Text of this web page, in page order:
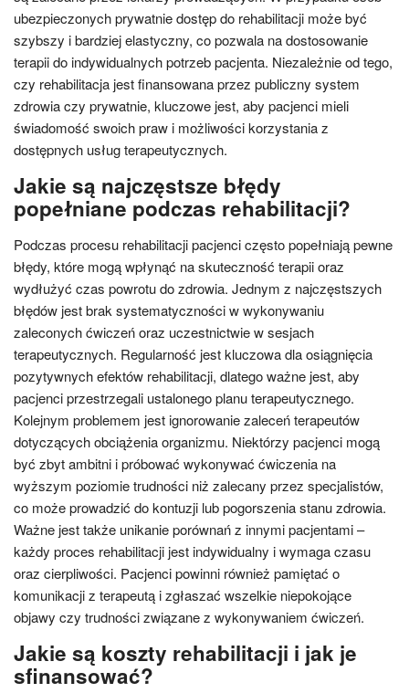
ubezpieczonych prywatnie dostęp do rehabilitacji może być
szybszy i bardziej elastyczny, co pozwala na dostosowanie
terapii do indywidualnych potrzeb pacjenta. Niezależnie od tego,
czy rehabilitacja jest finansowana przez publiczny system
zdrowia czy prywatnie, kluczowe jest, aby pacjenci mieli
świadomość swoich praw i możliwości korzystania z
dostępnych usług terapeutycznych.
Jakie są najczęstsze błędy
popełniane podczas rehabilitacji?
Podczas procesu rehabilitacji pacjenci często popełniają pewne
błędy, które mogą wpłynąć na skuteczność terapii oraz
wydłużyć czas powrotu do zdrowia. Jednym z najczęstszych
błędów jest brak systematyczności w wykonywaniu
zaleconych ćwiczeń oraz uczestnictwie w sesjach
terapeutycznych. Regularność jest kluczowa dla osiągnięcia
pozytywnych efektów rehabilitacji, dlatego ważne jest, aby
pacjenci przestrzegali ustalonego planu terapeutycznego.
Kolejnym problemem jest ignorowanie zaleceń terapeutów
dotyczących obciążenia organizmu. Niektórzy pacjenci mogą
być zbyt ambitni i próbować wykonywać ćwiczenia na
wyższym poziomie trudności niż zalecany przez specjalistów,
co może prowadzić do kontuzji lub pogorszenia stanu zdrowia.
Ważne jest także unikanie porównań z innymi pacjentami –
każdy proces rehabilitacji jest indywidualny i wymaga czasu
oraz cierpliwości. Pacjenci powinni również pamiętać o
komunikacji z terapeutą i zgłaszać wszelkie niepokojące
objawy czy trudności związane z wykonywaniem ćwiczeń.
Jakie są koszty rehabilitacji i jak je
sfinansować?